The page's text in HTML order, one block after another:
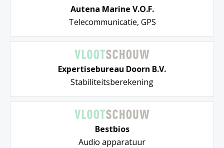
Autena Marine V.O.F.
Telecommunicatie, GPS
Expertisebureau Doorn B.V.
Stabiliteitsberekening
Bestbios
Audio apparatuur